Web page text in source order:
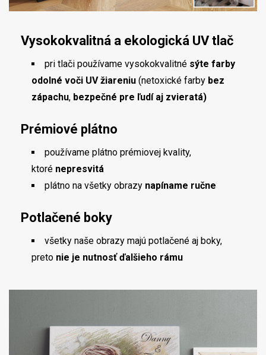
Vysokokvalitná a ekologická UV tlač
pri tlači používame vysokokvalitné sýte farby
odolné voči UV žiareniu (netoxické farby bez
zápachu, bezpečné pre ľudí aj zvieratá)
Prémiové plátno
používame plátno prémiovej kvality,
ktoré nepresvitá
plátno na všetky obrazy napíname ručne
Potlačené boky
všetky naše obrazy majú potlačené aj boky,
preto nie je nutnosť ďalšieho rámu